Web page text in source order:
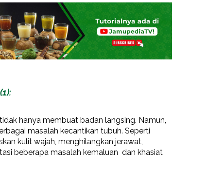
hanya membuat badan langsing. Namun,
masalah kecantikan tubuh. Seperti
kulit wajah, menghilangkan jerawat,
beberapa masalah kemaluan dan khasiat